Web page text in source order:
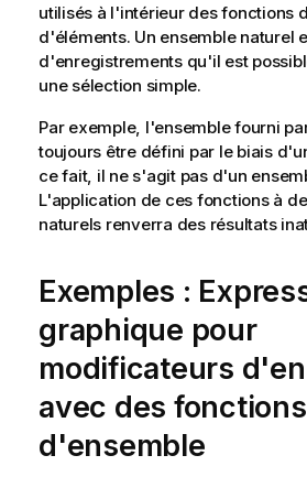
utilisés à l'intérieur des fonctions
d'éléments. Un ensemble naturel
d'enregistrements qu'il est
une sélection simple.
Par exemple, l'ensemble fourni
toujours être défini par le biais
ce fait, il ne s'agit pas d'un
L'application de ces fonctions à
naturels renverra des résultats
Exemples :
graphique pour
modificateurs
avec des fonctions
d'ensemble